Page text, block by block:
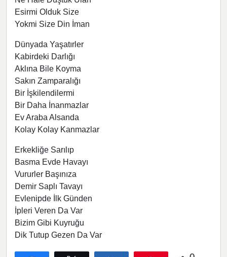
Esirmi Olduk Size
Yokmi Size Din İman
Dünyada Yaşatırler
Kabirdeki Darlığı
Aklına Bile Koyma
Sakın Zamparalığı
Bir İşkilendilermi
Bir Daha İnanmazlar
Ev Araba Alsanda
Kolay Kolay Kanmazlar
Erkekliğe Sarılıp
Basma Evde Havayı
Vururler Başınıza
Demir Saplı Tavayı
Evlenipde İlk Günden
İpleri Veren Da Var
Bizim Gibi Kuyruğu
Dik Tutup Gezen Da Var